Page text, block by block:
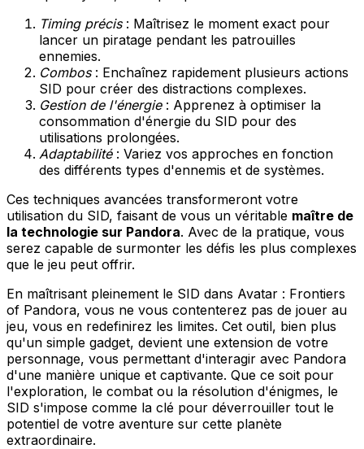
Timing précis: Maîtrisez le moment exact pour
lancer un piratage pendant les patrouilles
ennemies.
Combos: Enchaînez rapidement plusieurs actions
SID pour créer des distractions complexes.
Gestion de l'énergie: Apprenez à optimiser la
consommation d'énergie du SID pour des
utilisations prolongées.
Adaptabilité: Variez vos approches en fonction
des différents types d'ennemis et de systèmes.
Ces techniques avancées transformeront votre
utilisation du SID, faisant de vous un véritable maître de
la technologie sur Pandora. Avec de la pratique, vous
serez capable de surmonter les défis les plus complexes
que le jeu peut offrir.
En maîtrisant pleinement le SID dans Avatar : Frontiers
of Pandora, vous ne vous contenterez pas de jouer au
jeu, vous en redefinirez les limites. Cet outil, bien plus
qu'un simple gadget, devient une extension de votre
personnage, vous permettant d'interagir avec Pandora
d'une manière unique et captivante. Que ce soit pour
l'exploration, le combat ou la résolution d'énigmes, le
SID s'impose comme la clé pour déverrouiller tout le
potentiel de votre aventure sur cette planète
extraordinaire.